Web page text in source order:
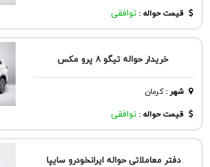
قیمت حواله : توافقی
خریدار حواله تیگو ۸ پرو مکس
شهر:كرمان
قیمت حواله : توافقی
دفتر معاملاتی حواله ایرانخودرو سایپا